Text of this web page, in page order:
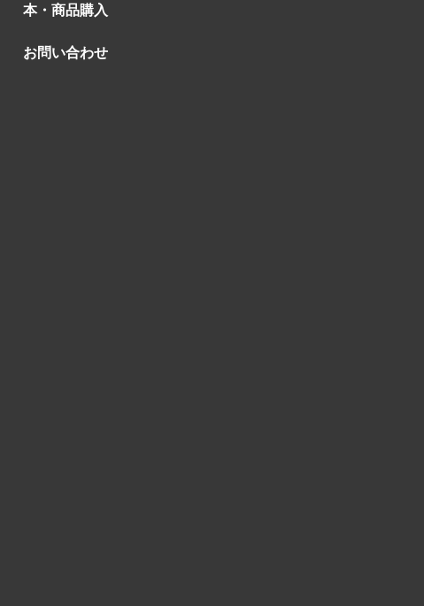
本・商品購入
お問い合わせ